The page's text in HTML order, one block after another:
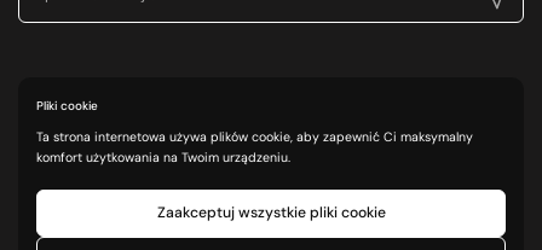
Pliki cookie
Ta strona internetowa używa plików cookie, aby zapewnić Ci maksymalny
komfort użytkowania na Twoim urządzeniu.
Zaakceptuj wszystkie pliki cookie